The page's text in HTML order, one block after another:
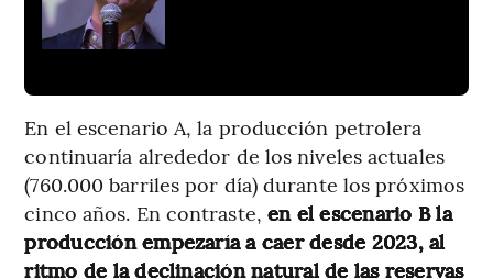
En el escenario A, la producción petrolera
continuaría alrededor de los niveles actuales
(760.000 barriles por día) durante los próximos
cinco años. En contraste, en el escenario B la
producción empezaría a caer desde 2023, al
ritmo de la declinación natural de las reservas